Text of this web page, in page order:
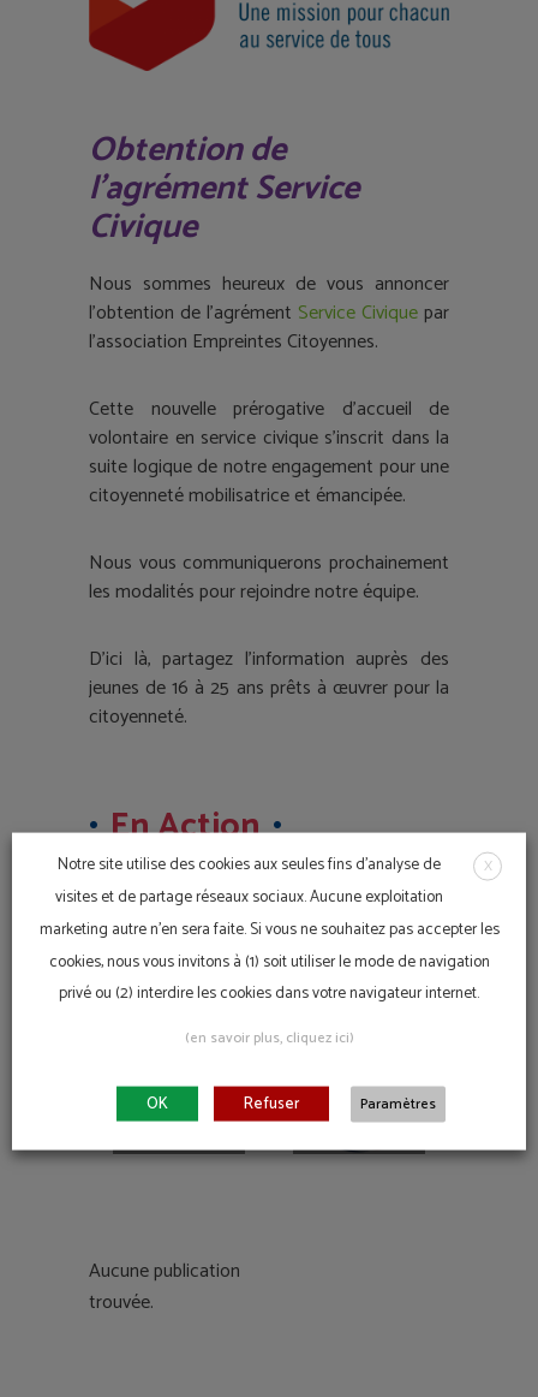
Obtention de
l’agrément Service
Civique
Nous sommes heureux de vous annoncer
l’obtention de l’agrément Service Civique par
l’association Empreintes Citoyennes.
Cette nouvelle prérogative d’accueil de
volontaire en service civique s’inscrit dans la
suite logique de notre engagement pour une
citoyenneté mobilisatrice et émancipée.
Nous vous communiquerons prochainement
les modalités pour rejoindre notre équipe.
D’ici là, partagez l’information auprès des
jeunes de 16 à 25 ans prêts à œuvrer pour la
citoyenneté.
En Action
Label Ville
Citoyenne
7 JUILLET 2026
Baignade
Citoyenne
2 JUILLET
2026
Inscriptions
ouvertes
Cercle
des élus
responsables
Aucune publication
trouvée.
X
Notre site utilise des cookies aux seules fins d'analyse de
visites et de partage réseaux sociaux. Aucune exploitation
marketing autre n'en sera faite. Si vous ne souhaitez pas accepter les
cookies, nous vous invitons à (1) soit utiliser le mode de navigation
privé ou (2) interdire les cookies dans votre navigateur internet.
(en savoir plus, cliquez ici)
OK Refuser Paramètres